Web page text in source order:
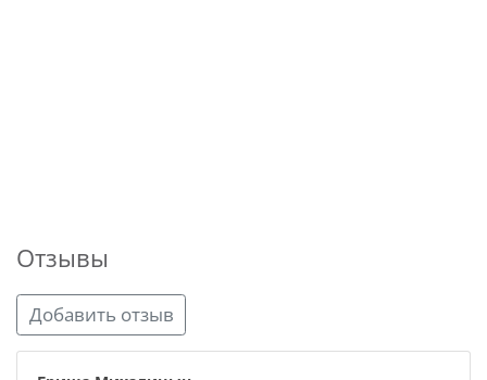
Отзывы
Добавить отзыв